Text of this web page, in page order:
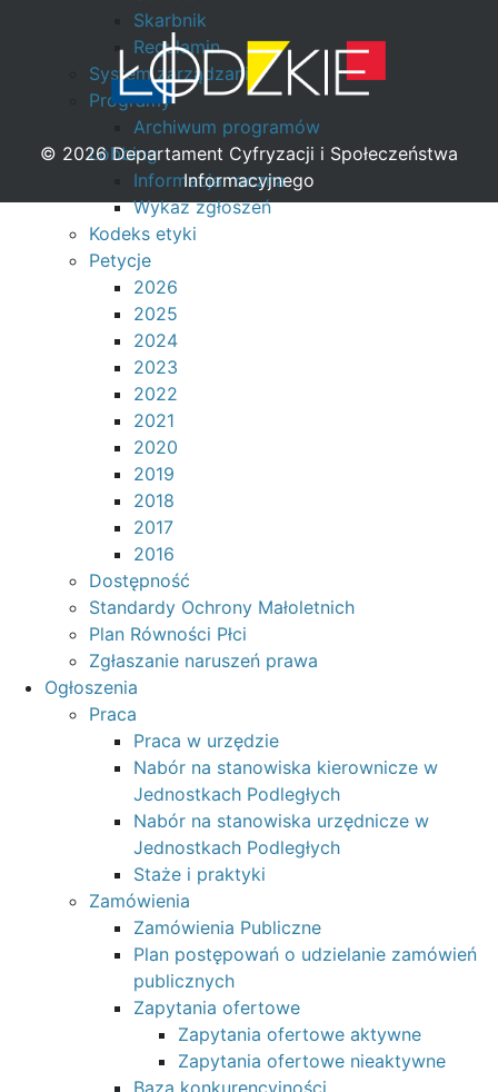
Skarbnik
Regulamin
System zarządzania
Programy
Archiwum programów
Lobbing
Informacja roczna
Wykaz zgłoszeń
Kodeks etyki
Petycje
2026
2025
2024
2023
2022
2021
2020
2019
2018
2017
2016
Dostępność
Standardy Ochrony Małoletnich
Plan Równości Płci
Zgłaszanie naruszeń prawa
Ogłoszenia
Praca
Praca w urzędzie
Nabór na stanowiska kierownicze w
Jednostkach Podległych
Nabór na stanowiska urzędnicze w
Jednostkach Podległych
Staże i praktyki
Zamówienia
Zamówienia Publiczne
Plan postępowań o udzielanie zamówień
publicznych
Zapytania ofertowe
Zapytania ofertowe aktywne
Zapytania ofertowe nieaktywne
Baza konkurencyjności
© 2026 Departament Cyfryzacji i Społeczeństwa
Informacyjnego